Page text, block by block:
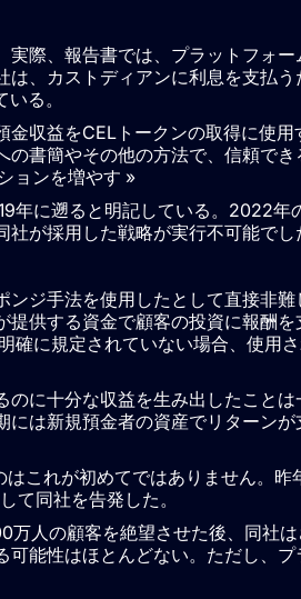
際、報告書では、プラットフォ
、カストディアンに利息を支払
る。
収益をCELトークンの取得に使
書簡やその他の方法で、信頼で
ョンを増やす »
年に遡ると明記している。2022年
が採用した戦略が実行不可能でし
ジ手法を使用したとして直接非
供する資金で顧客の投資に報酬を
確に規定されていない場合、使用
に十分な収益を生み出したことは
は新規預金者の資産でリターン
これが初めてではありません。昨
て同社を告発した。
人の顧客を絶望させた後、同社
能性はほとんどない。ただし、